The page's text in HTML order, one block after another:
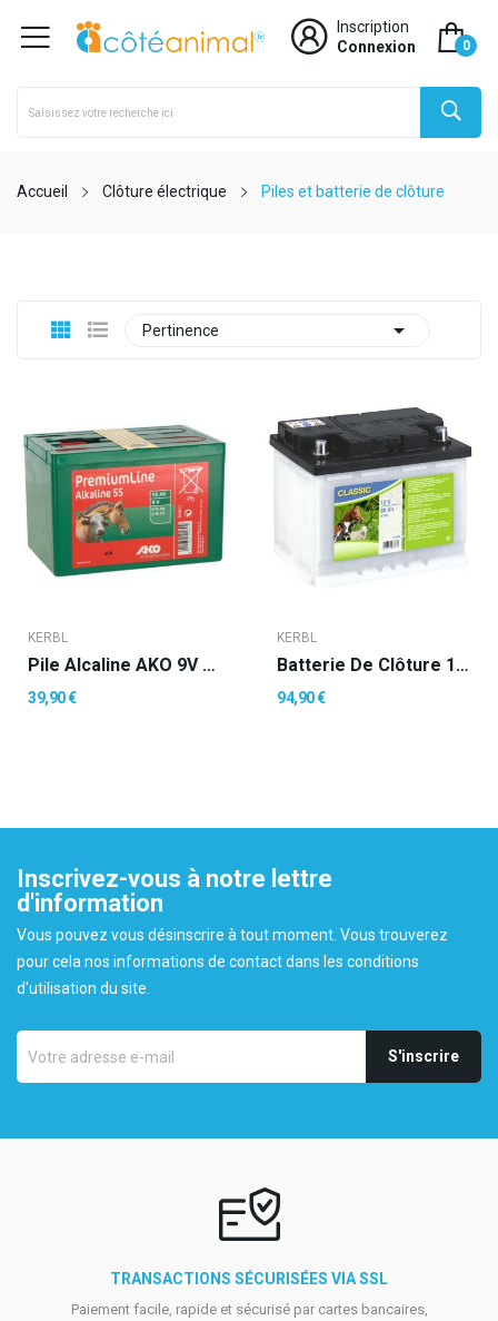
Inscription
Connexion
0
Accueil Clôture électrique Piles et batterie de clôture
Pertinence 
KERBL
Pile Alcaline AKO 9V 175Ah
39,90 €
KERBL
Batterie De Clôture 12V 55AH Prêt À L'emploi
94,90 €
Inscrivez-vous à notre lettre
d'information
Vous pouvez vous désinscrire à tout moment. Vous trouverez
pour cela nos informations de contact dans les conditions
d'utilisation du site.
TRANSACTIONS SÉCURISÉES VIA SSL
Paiement facile, rapide et sécurisé par cartes bancaires,